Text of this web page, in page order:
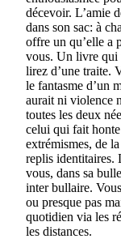
décevoir. L’amie
dans son sac: à
offre un qu’elle a
vous. Un livre qui
lirez d’une traite.
le fantasme d’un
aurait ni violence
toutes les deux
celui qui fait
extrémismes, de
replis identitaires.
vous, dans sa
inter bullaire.
ou presque pas
quotidien via les
les distances.